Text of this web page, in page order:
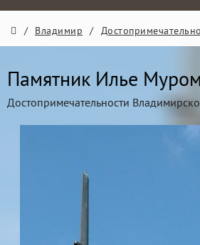
/ Владимир /
Памятник Илье
Достопримечательности